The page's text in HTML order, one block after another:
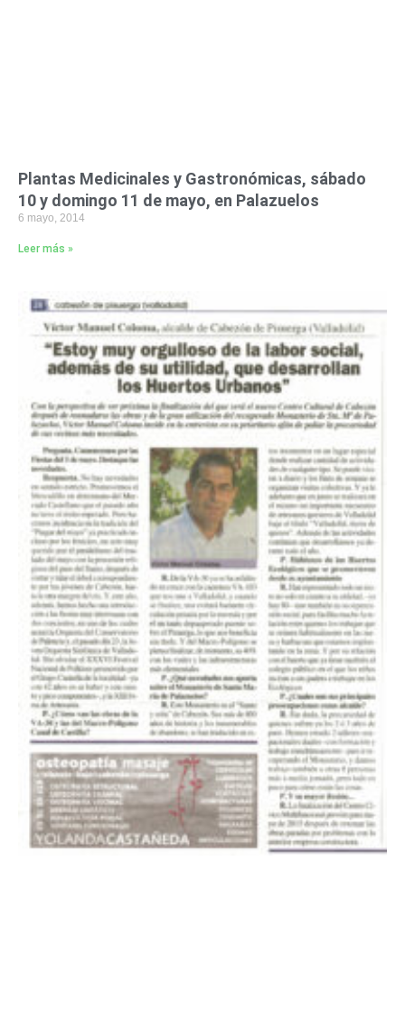
Plantas Medicinales y Gastronómicas, sábado
10 y domingo 11 de mayo, en Palazuelos
6 mayo, 2014
Leer más »